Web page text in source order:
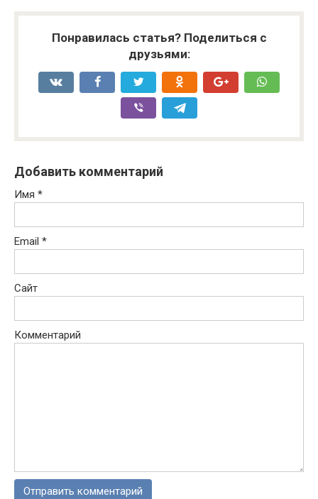
Понравилась статья? Поделиться с
друзьями:
Добавить комментарий
Имя *
Email *
Сайт
Комментарий